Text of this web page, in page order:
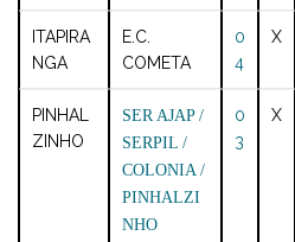
ITAPIRA
NGA
E.C.
COMETA
0
4
X
PINHAL
ZINHO
SER AJAP /
SERPIL /
COLONIA /
PINHALZI
NHO
0
3
X